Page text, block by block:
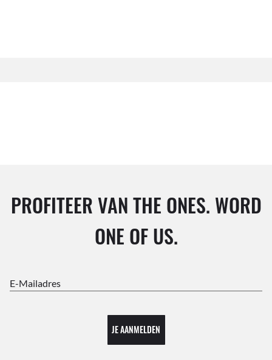
PROFITEER VAN THE ONES. WORD
ONE OF US.
E-Mailadres
JE AANMELDEN